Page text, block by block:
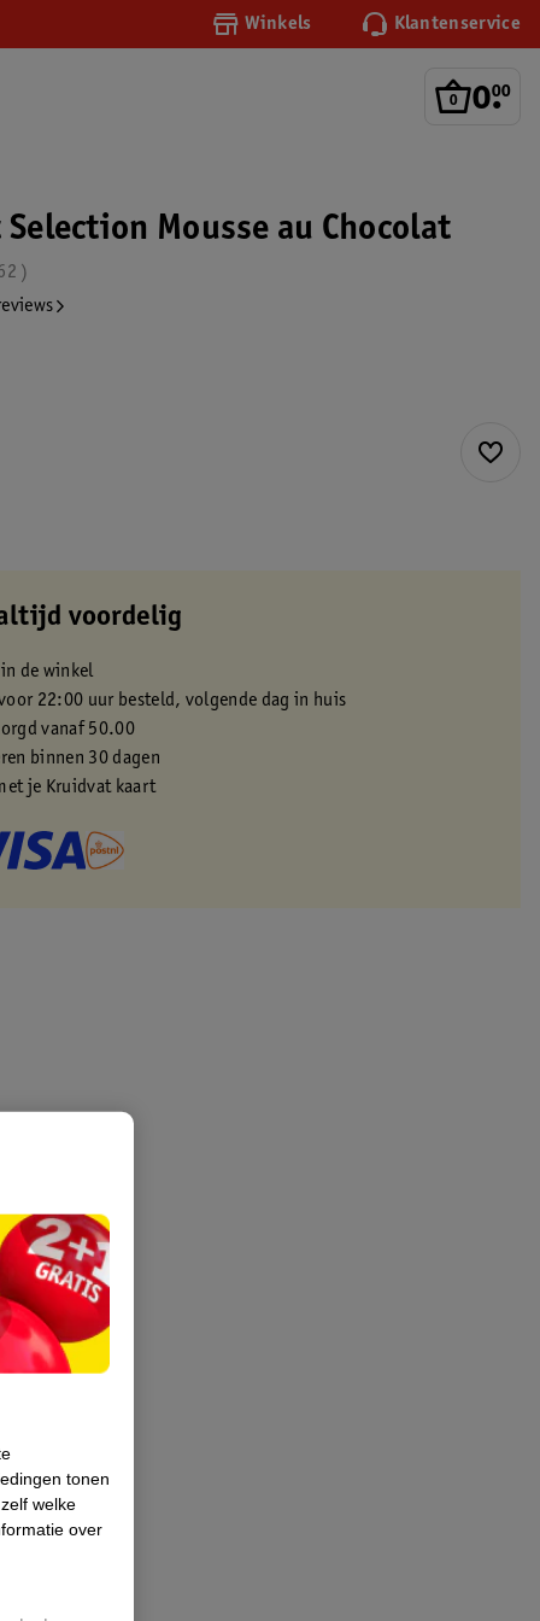
Winkels Klantenservice
0.
00
Mousse au Chocolat
voordelig
de winkel
22:00 uur besteld, volgende dag in huis
vanaf 50.00
binnen 30 dagen
je Kruidvat kaart
tonen
welke
over